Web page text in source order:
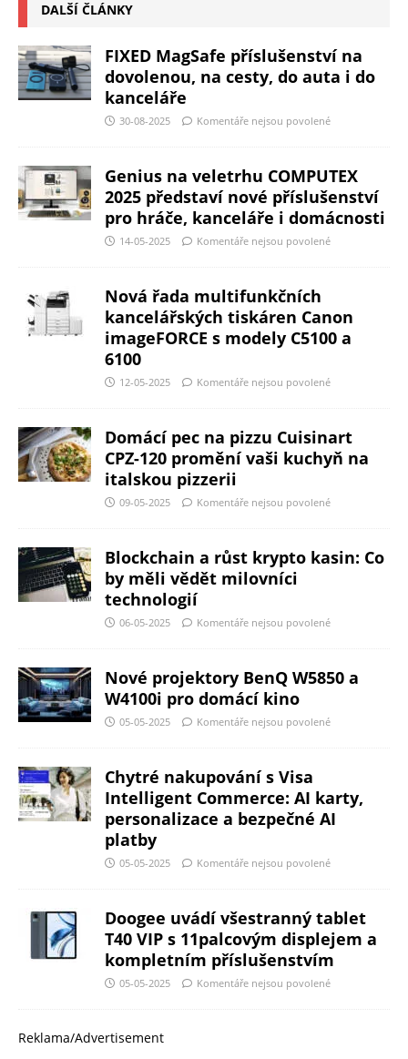
DALŠÍ ČLÁNKY
FIXED MagSafe příslušenství na
dovolenou, na cesty, do auta i do
kanceláře
30-08-2025 Komentáře nejsou povolené
Genius na veletrhu COMPUTEX
2025 představí nové příslušenství
pro hráče, kanceláře i domácnosti
14-05-2025 Komentáře nejsou povolené
Nová řada multifunkčních
kancelářských tiskáren Canon
imageFORCE s modely C5100 a
6100
12-05-2025 Komentáře nejsou povolené
Domácí pec na pizzu Cuisinart
CPZ-120 promění vaši kuchyň na
italskou pizzerii
09-05-2025 Komentáře nejsou povolené
Blockchain a růst krypto kasin: Co
by měli vědět milovníci
technologií
06-05-2025 Komentáře nejsou povolené
Nové projektory BenQ W5850 a
W4100i pro domácí kino
05-05-2025 Komentáře nejsou povolené
Chytré nakupování s Visa
Intelligent Commerce: AI karty,
personalizace a bezpečné AI
platby
05-05-2025 Komentáře nejsou povolené
Doogee uvádí všestranný tablet
T40 VIP s 11palcovým displejem a
kompletním příslušenstvím
05-05-2025 Komentáře nejsou povolené
Reklama/Advertisement